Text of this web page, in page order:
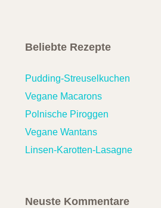
Beliebte Rezepte
Pudding-Streuselkuchen
Vegane Macarons
Polnische Piroggen
Vegane Wantans
Linsen-Karotten-Lasagne
Neuste Kommentare